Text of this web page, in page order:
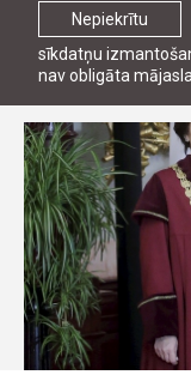
Nepiekrītu
sīkdatņu
nav obligāta
Satversmes
16. janvāris, 2015